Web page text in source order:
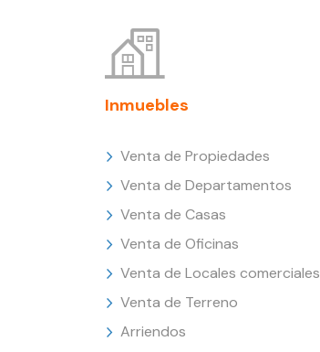
Inmuebles
Venta de Propiedades
Venta de Departamentos
Venta de Casas
Venta de Oficinas
Venta de Locales comerciales
Venta de Terreno
Arriendos